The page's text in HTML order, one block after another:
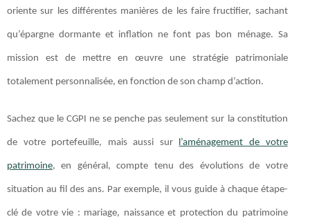
oriente sur les différentes manières de les faire fructifier, sachant
qu’épargne dormante et inflation ne font pas bon ménage. Sa
mission est de mettre en œuvre une stratégie patrimoniale
totalement personnalisée, en fonction de son champ d’action.
Sachez que le CGPI ne se penche pas seulement sur la constitution
de votre portefeuille, mais aussi sur l’aménagement de votre
patrimoine, en général, compte tenu des évolutions de votre
situation au fil des ans. Par exemple, il vous guide à chaque étape-
clé de votre vie : mariage, naissance et protection du patrimoine